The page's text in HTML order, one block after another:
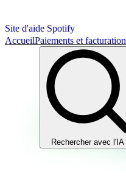
Site d'aide Spotify
AccueilPaiements et facturation
Rechercher avec l'IA